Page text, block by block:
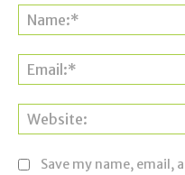
Save my name, email,